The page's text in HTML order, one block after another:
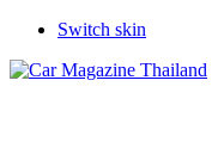
Switch skin